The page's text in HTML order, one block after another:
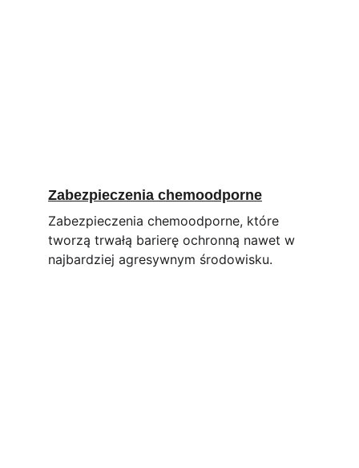
Zabezpieczenia chemoodporne
Zabezpieczenia chemoodporne, które
tworzą trwałą barierę ochronną nawet w
najbardziej agresywnym środowisku.